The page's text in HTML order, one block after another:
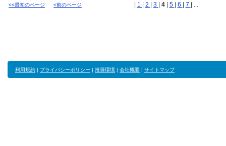
<<最初のページ <前のページ 1 2 3 4 5 6 7 | ...
利用規約 | プライバシーポリシー | 推奨環境 | 会社概要 | サイトマップ